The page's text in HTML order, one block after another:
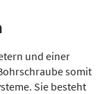
und einer
somit
Sie besteht